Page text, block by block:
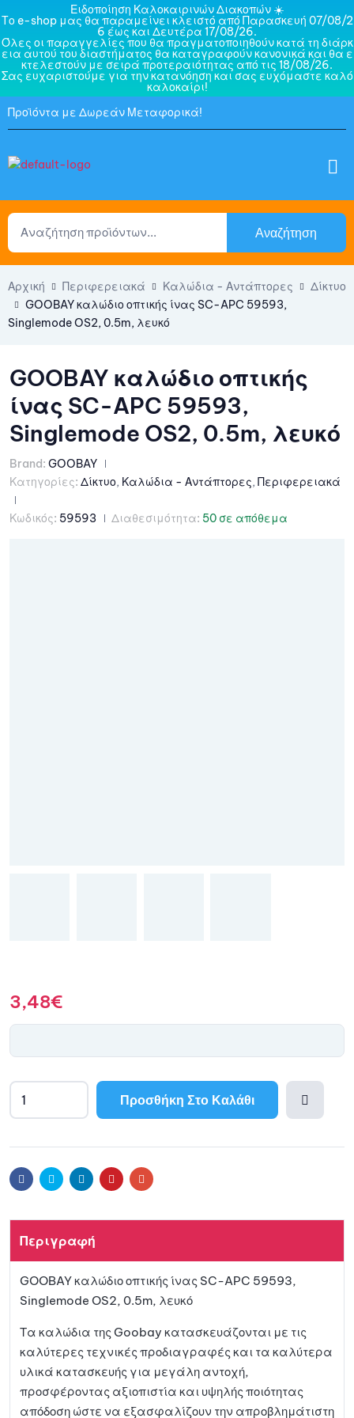
Ειδοποίηση Καλοκαιρινών Διακοπών ☀️
Το e-shop μας θα παραμείνει κλειστό από Παρασκευή 07/08/2
6 έως και Δευτέρα 17/08/26.
Όλες οι παραγγελίες που θα πραγματοποιηθούν κατά τη διάρκ
εια αυτού του διαστήματος θα καταγραφούν κανονικά και θα ε
κτελεστούν με σειρά προτεραιότητας από τις 18/08/26.
Σας ευχαριστούμε για την κατανόηση και σας ευχόμαστε καλό
καλοκαίρι!
Προϊόντα με Δωρεάν Μεταφορικά!
Αναζήτηση
Αρχική Περιφερειακά Καλώδια - Αντάπτορες
Δίκτυο
GOOBAY καλώδιο οπτικής ίνας SC-APC 59593,
Singlemode OS2, 0.5m, λευκό
GOOBAY καλώδιο οπτικής
ίνας SC-APC 59593,
Singlemode OS2, 0.5m, λευκό
Brand: GOOBAY
Κατηγορίες: Δίκτυο, Καλώδια - Αντάπτορες, Περιφερειακά
Κωδικός: 59593 Διαθεσιμότητα: 50 σε απόθεμα
3,48€
Προσθήκη Στο Καλάθι
αγαπη
μένων
FacebookTwitter LinkedinPinterestEmail
Περιγραφή
GOOBAY καλώδιο οπτικής ίνας SC-APC 59593,
Singlemode OS2, 0.5m, λευκό
Τα καλώδια της Goobay κατασκευάζονται με τις
καλύτερες τεχνικές προδιαγραφές και τα καλύτερα
υλικά κατασκευής για μεγάλη αντοχή,
προσφέροντας αξιοπιστία και υψηλής ποιότητας
απόδοση ώστε να εξασφαλίζουν την απροβλημάτιστη